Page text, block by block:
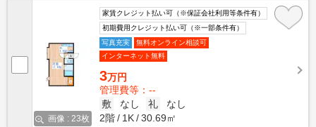
画像 : 23枚
家賃クレジット払い可（※保証会社利用等条件有）
初期費用クレジット払い可（※一部条件有）
写真充実
無料オンライン相談可
インターネット無料
3万円
管理費等：--
敷
なし 礼
なし
2階
1K 30.69㎡